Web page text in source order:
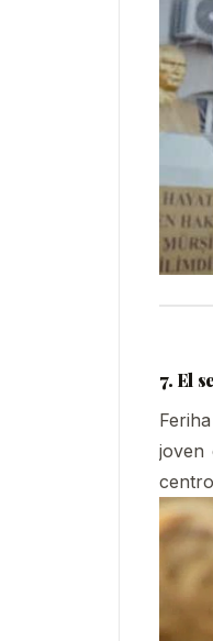
7. El
joven